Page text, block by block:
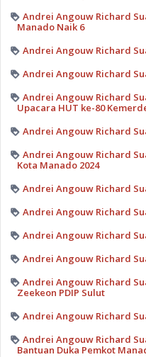
Andrei Angouw Richard
Manado Naik 6
Andrei Angouw Richard
Andrei Angouw Richard
Andrei Angouw Richard
Upacara HUT ke-80
Andrei Angouw Richard
Andrei Angouw Richard
Kota Manado 2024
Andrei Angouw Richard
Andrei Angouw Richard
Andrei Angouw Richard
Andrei Angouw Richard
Andrei Angouw Richard
Zeekeon PDIP Sulut
Andrei Angouw Richard
Andrei Angouw Richard
Bantuan Duka Pemkot